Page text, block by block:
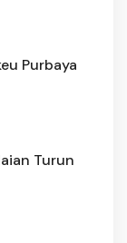
Purbaya
Turun